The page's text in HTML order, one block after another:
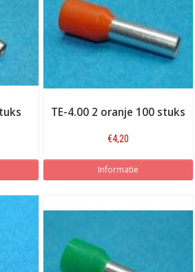
TE-4.00 2 oranje 100 stuks
€4,20
Informatie